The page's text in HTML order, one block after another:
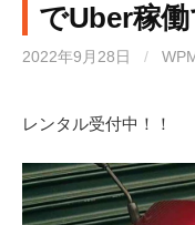
でUber稼働
2022年9月28日 /
レンタル受付中！！